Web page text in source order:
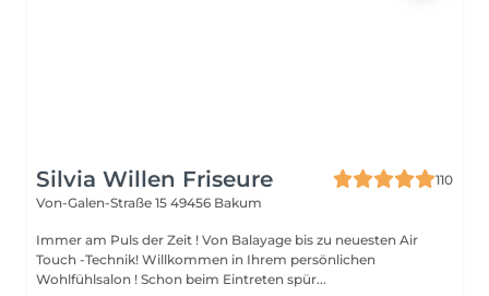
Silvia Willen Friseure
110
Von-Galen-Straße 15 49456 Bakum
Immer am Puls der Zeit ! Von Balayage bis zu neuesten Air
Touch -Technik! Willkommen in Ihrem persönlichen
Wohlfühlsalon ! Schon beim Eintreten spür...